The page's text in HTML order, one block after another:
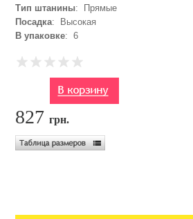
Тип штанины: Прямые
Посадка: Высокая
В упаковке: 6
827грн.